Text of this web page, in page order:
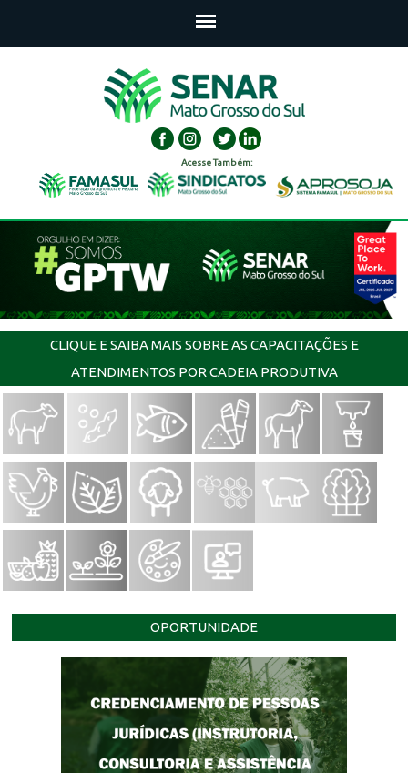
Acesse Também:
CLIQUE E SAIBA MAIS SOBRE AS CAPACITAÇÕES E
ATENDIMENTOS POR CADEIA PRODUTIVA
OPORTUNIDADE